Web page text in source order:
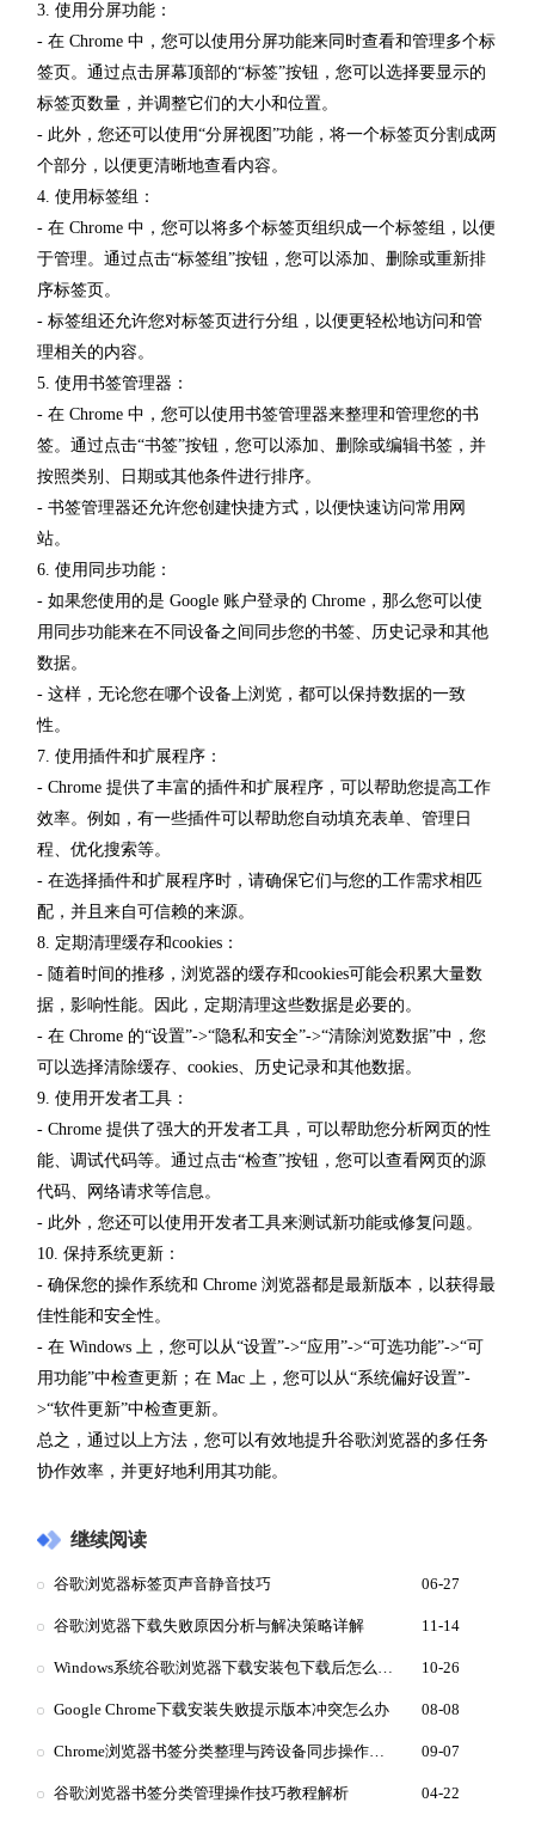
3. 使用分屏功能：
- 在 Chrome 中，您可以使用分屏功能来同时查看和管理多个标
签页。通过点击屏幕顶部的“标签”按钮，您可以选择要显示的
标签页数量，并调整它们的大小和位置。
- 此外，您还可以使用“分屏视图”功能，将一个标签页分割成两
个部分，以便更清晰地查看内容。
4. 使用标签组：
- 在 Chrome 中，您可以将多个标签页组织成一个标签组，以便
于管理。通过点击“标签组”按钮，您可以添加、删除或重新排
序标签页。
- 标签组还允许您对标签页进行分组，以便更轻松地访问和管
理相关的内容。
5. 使用书签管理器：
- 在 Chrome 中，您可以使用书签管理器来整理和管理您的书
签。通过点击“书签”按钮，您可以添加、删除或编辑书签，并
按照类别、日期或其他条件进行排序。
- 书签管理器还允许您创建快捷方式，以便快速访问常用网
站。
6. 使用同步功能：
- 如果您使用的是 Google 账户登录的 Chrome，那么您可以使
用同步功能来在不同设备之间同步您的书签、历史记录和其他
数据。
- 这样，无论您在哪个设备上浏览，都可以保持数据的一致
性。
7. 使用插件和扩展程序：
- Chrome 提供了丰富的插件和扩展程序，可以帮助您提高工作
效率。例如，有一些插件可以帮助您自动填充表单、管理日
程、优化搜索等。
- 在选择插件和扩展程序时，请确保它们与您的工作需求相匹
配，并且来自可信赖的来源。
8. 定期清理缓存和cookies：
- 随着时间的推移，浏览器的缓存和cookies可能会积累大量数
据，影响性能。因此，定期清理这些数据是必要的。
- 在 Chrome 的“设置”->“隐私和安全”->“清除浏览数据”中，您
可以选择清除缓存、cookies、历史记录和其他数据。
9. 使用开发者工具：
- Chrome 提供了强大的开发者工具，可以帮助您分析网页的性
能、调试代码等。通过点击“检查”按钮，您可以查看网页的源
代码、网络请求等信息。
- 此外，您还可以使用开发者工具来测试新功能或修复问题。
10. 保持系统更新：
- 确保您的操作系统和 Chrome 浏览器都是最新版本，以获得最
佳性能和安全性。
- 在 Windows 上，您可以从“设置”->“应用”->“可选功能”->“可
用功能”中检查更新；在 Mac 上，您可以从“系统偏好设置”-
>“软件更新”中检查更新。
总之，通过以上方法，您可以有效地提升谷歌浏览器的多任务
协作效率，并更好地利用其功能。
继续阅读
谷歌浏览器标签页声音静音技巧 06-27
谷歌浏览器下载失败原因分析与解决策略详解 11-14
Windows系统谷歌浏览器下载安装包下载后怎么安装 10-26
Google Chrome下载安装失败提示版本冲突怎么办 08-08
Chrome浏览器书签分类整理与跨设备同步操作技巧 09-07
谷歌浏览器书签分类管理操作技巧教程解析 04-22